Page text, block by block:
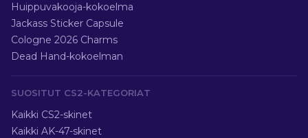
Huippuvakooja-kokoelma
Jackass Sticker Capsule
Cologne 2026 Charms
Dead Hand-kokoelman
SUOSITUT CS2-KATEGORIAT
Kaikki CS2-skinet
Kaikki AK-47-skinet